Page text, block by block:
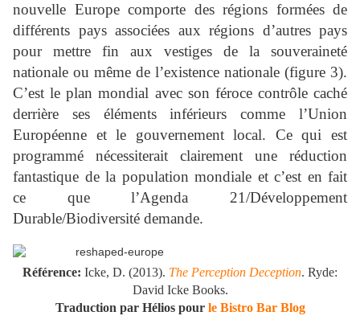
nouvelle Europe comporte des régions formées de
différents pays associées aux régions d’autres pays
pour mettre fin aux vestiges de la souveraineté
nationale ou même de l’existence nationale (figure 3).
C’est le plan mondial avec son féroce contrôle caché
derrière ses éléments inférieurs comme l’Union
Européenne et le gouvernement local. Ce qui est
programmé nécessiterait clairement une réduction
fantastique de la population mondiale et c’est en fait
ce que l’Agenda 21/Développement
Durable/Biodiversité demande.
Référence: Icke, D. (2013). The Perception Deception. Ryde:
David Icke Books.
Traduction par Hélios pour le Bistro Bar Blog